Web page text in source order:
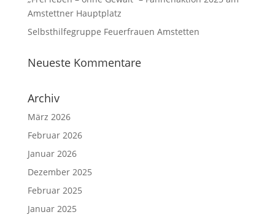
Amstettner Hauptplatz
Selbsthilfegruppe Feuerfrauen Amstetten
Neueste Kommentare
Archiv
März 2026
Februar 2026
Januar 2026
Dezember 2025
Februar 2025
Januar 2025